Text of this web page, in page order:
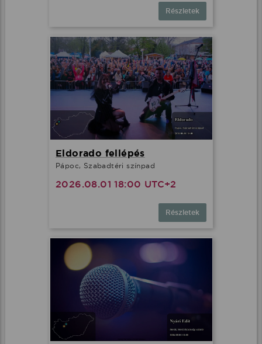
Részletek
Eldorado fellépés
Pápoc, Szabadtéri színpad
2026.08.01 18:00 UTC+2
Részletek